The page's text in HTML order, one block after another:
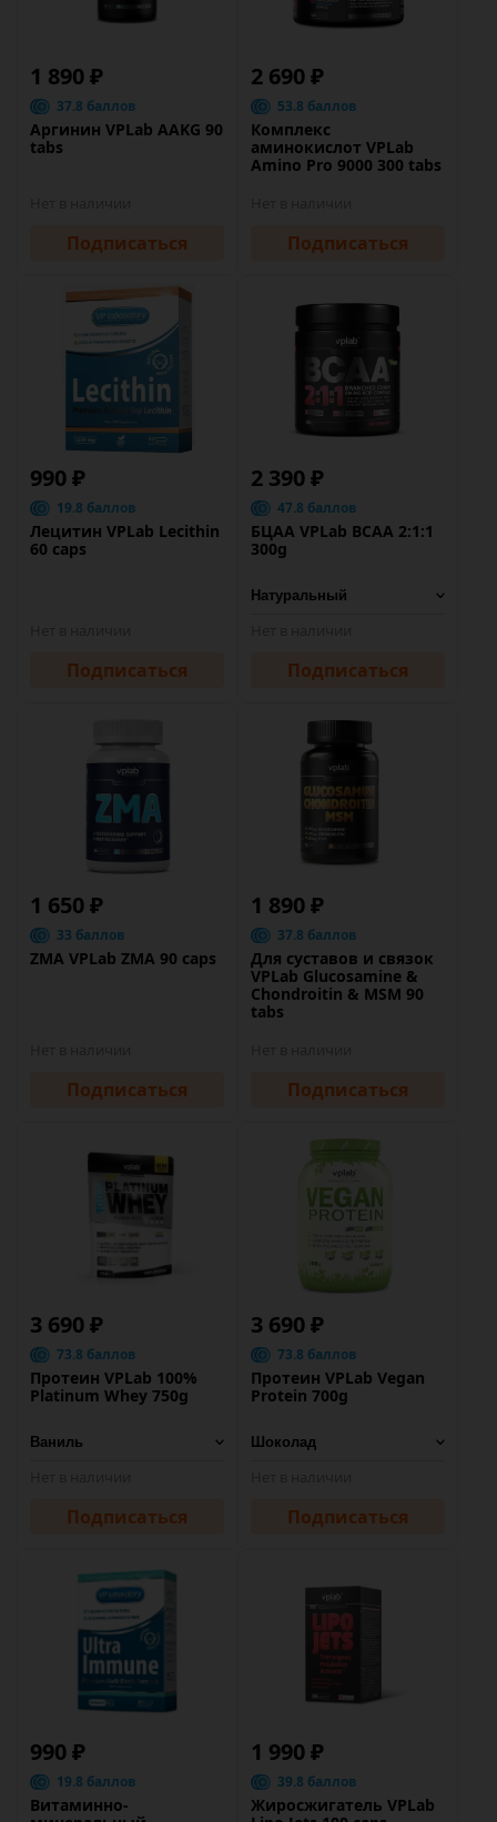
1 890 ₽
37.8 баллов
Аргинин VPLab AAKG 90
tabs
Подписаться
2 690 ₽
53.8 баллов
Комплекс
аминокислот VPLab
Amino Pro 9000 300 tabs
Подписаться
990 ₽
19.8 баллов
Лецитин VPLab Lecithin
60 caps
Подписаться
2 390 ₽
47.8 баллов
БЦАА VPLab BCAA 2:1:1
300g
Подписаться
1 650 ₽
33 баллов
ZMA VPLab ZMA 90 caps
Подписаться
1 890 ₽
37.8 баллов
Для суставов и связок
VPLab Glucosamine &
Chondroitin & MSM 90
tabs
Подписаться
3 690 ₽
73.8 баллов
Протеин VPLab 100%
Platinum Whey 750g
Подписаться
3 690 ₽
73.8 баллов
Протеин VPLab Vegan
Protein 700g
Подписаться
990 ₽
19.8 баллов
Витаминно-
1 990 ₽
39.8 баллов
Жиросжигатель VPLab